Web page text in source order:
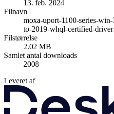
13. feb. 2024
Filnavn
moxa-uport-1100-series-
to-2019-whql-certified-
Filstørrelse
2.02 MB
Samlet antal downloads
2008
Leveret af